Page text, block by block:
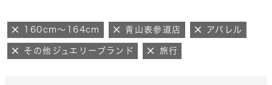
160cm～164cm 青山表参道店 アパレル
その他ジュエリーブランド 旅行